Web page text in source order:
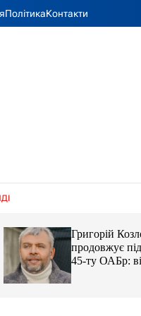
ПолітикаКонтакти
Григорій
продовжує
45-ту ОАБр:
передали